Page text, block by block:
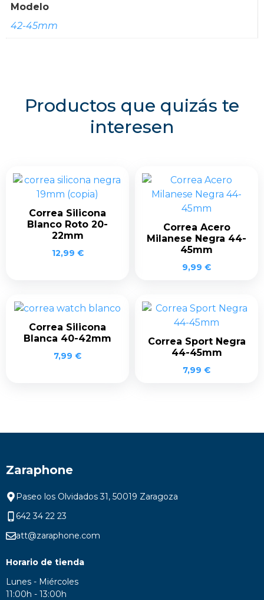
Modelo
42-45mm
Productos que quizás te
interesen
Correa Silicona
Blanco Roto 20-
22mm
12,99 €
Correa Acero
Milanese Negra 44-
45mm
9,99 €
Correa Silicona
Blanca 40-42mm
7,99 €
Correa Sport Negra
44-45mm
7,99 €
Zaraphone
Paseo los Olvidados 31, 50019 Zaragoza
642 34 22 23
att@zaraphone.com
Horario de tienda
Lunes - Miércoles
11:00h - 13:00h